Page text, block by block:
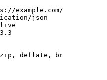
example.com/
json
deflate, br